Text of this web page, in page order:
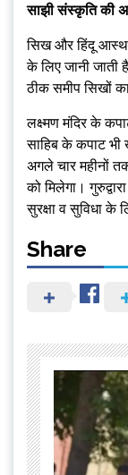
साझी संस्कृति की
सिख और हिंदू आस्था
के लिए जानी जाती
ठीक समीप सिखों
लक्ष्मण मंदिर के
साहिब के कपाट भी
अगले चार महीनों
को मिलेगा।
सुरक्षा व सुविधा के
Share